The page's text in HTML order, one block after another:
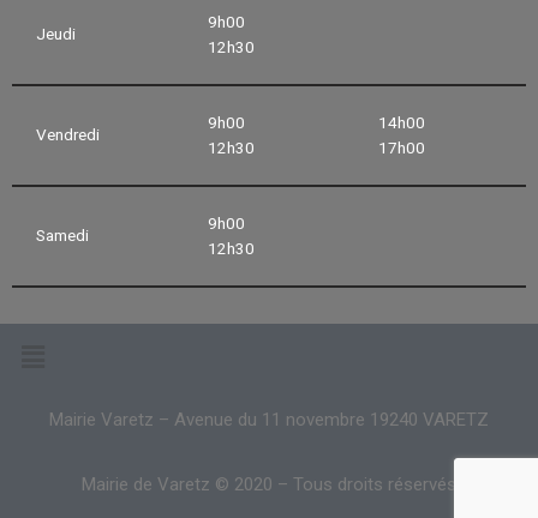
Jeudi
9h00
12h30
Vendredi
9h00
12h30
14h00
17h00
Samedi
9h00
12h30
Mairie Varetz – Avenue du 11 novembre 19240 VARETZ
Mairie de Varetz © 2020 – Tous droits réservés